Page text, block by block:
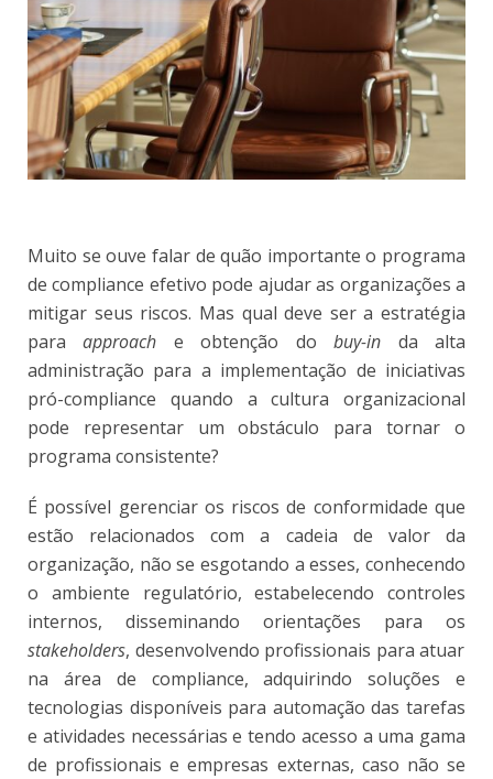
Muito se ouve falar de quão importante o programa
de compliance efetivo pode ajudar as organizações a
mitigar seus riscos. Mas qual deve ser a estratégia
paraapproach e obtenção dobuy-in da alta
administração para a implementação de iniciativas
pró-compliance quando a cultura organizacional
pode representar um obstáculo para tornar o
programa consistente?
É possível gerenciar os riscos de conformidade que
estão relacionados com a cadeia de valor da
organização, não se esgotando a esses, conhecendo
o ambiente regulatório, estabelecendo controles
internos, disseminando orientações para os
stakeholders, desenvolvendo profissionais para atuar
na área de compliance, adquirindo soluções e
tecnologias disponíveis para automação das tarefas
e atividades necessárias e tendo acesso a uma gama
de profissionais e empresas externas, caso não se